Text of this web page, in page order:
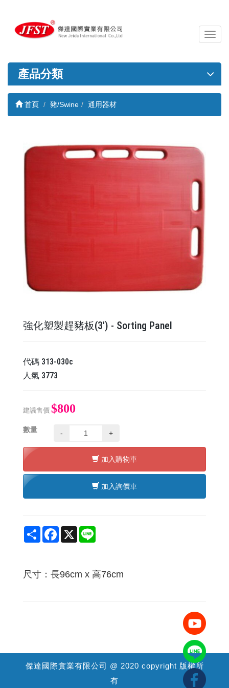
導
覽
關
產品分類
首頁 豬/Swine 通用器材
強化塑製趕豬板(3') - Sorting Panel
代碼 313-030c
人氣 3773
建議售價 $800
數量 - +
加入購物車
加入詢價車
Share Facebook
X
尺寸：長96cm x 高76cm
傑達國際實業有限公司 @ 2020 copyright 版權所
有